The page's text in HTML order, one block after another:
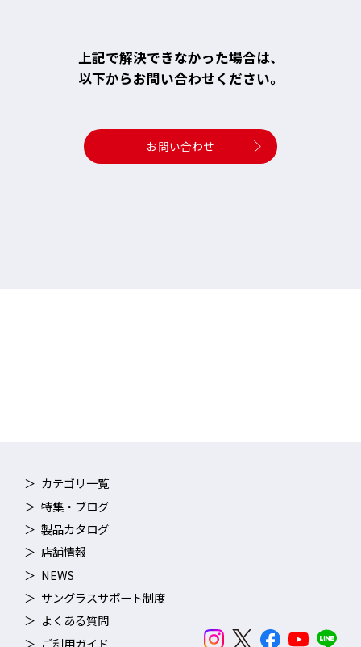
上記で解決できなかった場合は、
以下からお問い合わせください。
お問い合わせ
カテゴリ一覧
特集・ブログ
製品カタログ
店舗情報
NEWS
サングラスサポート制度
よくある質問
ご利用ガイド